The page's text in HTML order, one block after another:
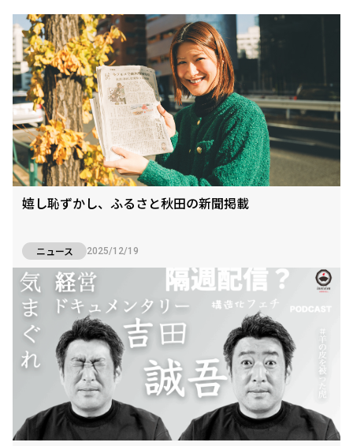
嬉し恥ずかし、ふるさと秋田の新聞掲載
ニュース 2025/12/19